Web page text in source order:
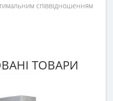
співвідношенням
ТОВАРИ